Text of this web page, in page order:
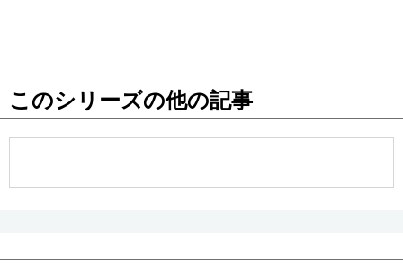
東京
このシリーズの他の記事